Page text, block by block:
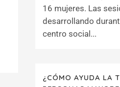
16 mujeres. Las
desarrollando
centro social...
¿CÓMO AYUDA LA